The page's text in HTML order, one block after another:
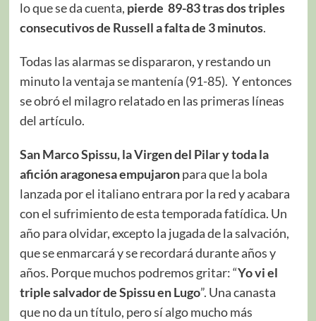
lo que se da cuenta, pierde 89-83 tras dos triples
consecutivos de Russell a falta de 3 minutos.
Todas las alarmas se dispararon, y restando un
minuto la ventaja se mantenía (91-85). Y entonces
se obró el milagro relatado en las primeras líneas
del artículo.
San Marco Spissu, la Virgen del Pilar y toda la
afición aragonesa empujaronpara que la bola
lanzada por el italiano entrara por la red y acabara
con el sufrimiento de esta temporada fatídica. Un
año para olvidar, excepto la jugada de la salvación,
que se enmarcará y se recordará durante años y
años. Porque muchos podremos gritar: “Yo vi el
triple salvador de Spissu en Lugo”. Una canasta
que no da un título, pero sí algo mucho más